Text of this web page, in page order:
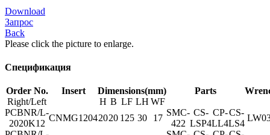
Download
Запрос
Back
Please click the picture to enlarge.
Спецификация
Order No. Insert Dimensions(mm) Parts
Right/Left
H B LF LH WF
PCBNR/L-
2020K12
CNMG12042020 125 30 17
SMC-
422
CS-
LSP4
CP-
LL4
CS-
LS4